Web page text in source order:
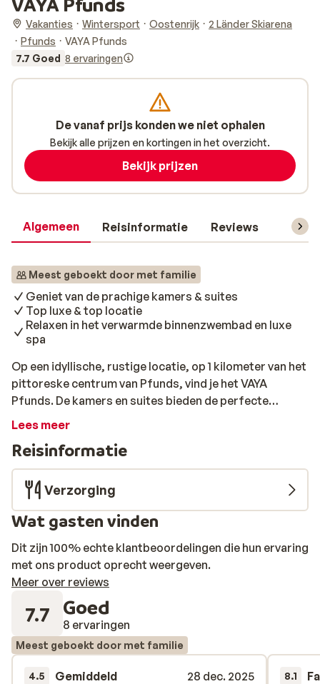
Vakanties Wintersport Oostenrijk
2 Länder Skiarena
Pfunds
VAYA Pfunds
7.7 Goed 8 ervaringen
Algemeen Reisinformatie Reviews
Meest geboekt door met familie
Geniet van de prachige kamers & suites
Top luxe & top locatie
Relaxen in het verwarmde binnenzwembad en luxe
spa
Op een idyllische, rustige locatie, op 1 kilometer van het
pittoreske centrum van Pfunds, vind je het VAYA
Pfunds. De kamers en suites bieden de perfecte
combinatie tussen een moderne inrichting met
ingericht, beschikken over een fijne badkamer en op de
heerlijk zachte bedden kom je helemaal tot rust. Toe
aan wat ontspanning? Trek wat ontspannende baantjes
in het prachtige, verwarmde binnenzwembad of warm
je spieren weer op in de rustgevende sauna en Turks
ijsbad.
Lees meer
Reisinformatie
Verzorging
Wat gasten vinden
Dit zijn 100% echte klantbeoordelingen die hun ervaring
met ons product oprecht weergeven.
Meer over reviews
7.7 Goed
8 ervaringen
Meest geboekt door met familie
4.5 Gemiddeld
28 dec. 2025
8.1
De vanaf prijs konden we niet ophalen
Bekijk alle prijzen en kortingen in het overzicht.
Bekijk prijzen